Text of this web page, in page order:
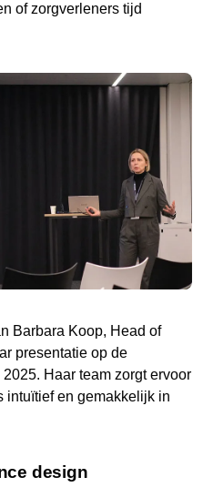
of zorgverleners tijd
Barbara Koop, Head of
presentatie op de
Haar team zorgt ervoor
intuïtief en gemakkelijk in
design